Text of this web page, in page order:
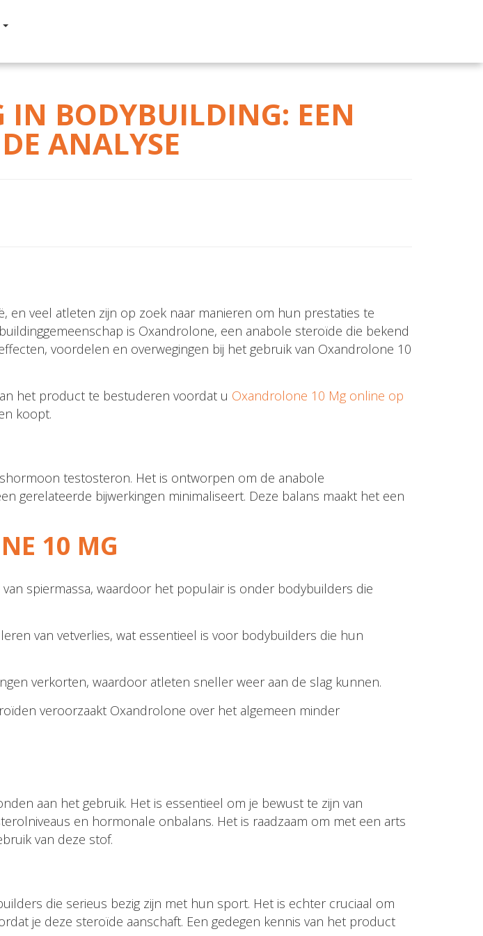
BODYBUILDING: EEN
ANALYSE
en veel atleten zijn op zoek naar manieren om hun prestaties te
is Oxandrolone, een anabole steroïde die bekend
voordelen en overwegingen bij het gebruik van Oxandrolone 10
het product te bestuderen voordat u Oxandrolone 10 Mg online op
koopt.
testosteron. Het is ontworpen om de anabole
gerelateerde bijwerkingen minimaliseert. Deze balans maakt het een
10 MG
spiermassa, waardoor het populair is onder bodybuilders die
van vetverlies, wat essentieel is voor bodybuilders die hun
verkorten, waardoor atleten sneller weer aan de slag kunnen.
veroorzaakt Oxandrolone over het algemeen minder
aan het gebruik. Het is essentieel om je bewust te zijn van
en hormonale onbalans. Het is raadzaam om met een arts
van deze stof.
die serieus bezig zijn met hun sport. Het is echter cruciaal om
je deze steroïde aanschaft. Een gedegen kennis van het product